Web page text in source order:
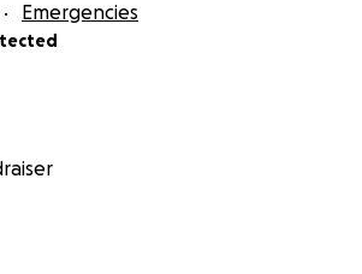
Emergencies